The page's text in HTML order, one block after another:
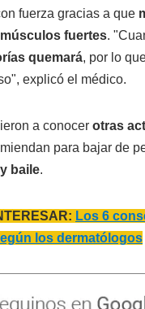
fuerza gracias a que
músculos fuertes.
quemará, por lo
explicó el médico.
a conocer otras
para bajar de
baile.
Los 6
los dermatólogos